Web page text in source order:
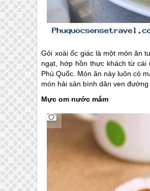
Gỏi xoài ốc giác là một món ăn
ngạt, hớp hồn thực khách từ
Phú Quốc . Món ăn này luôn có
món hải sản bình dân ven đường
Mực om nước mắm